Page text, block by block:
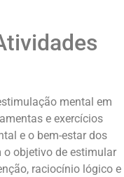
mental em
e exercícios
e o bem-estar dos
o objetivo de estimular
raciocínio lógico e